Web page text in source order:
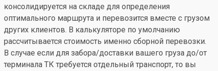
консолидируется на складе для определения
оптимального маршрута и перевозится вместе с грузом
других клиентов. В калькуляторе по умолчанию
рассчитывается стоимость именно сборной перевозки.
В случае если для забора/доставки вашего груза до/от
терминала ТК требуется отдельный транспорт, то вы